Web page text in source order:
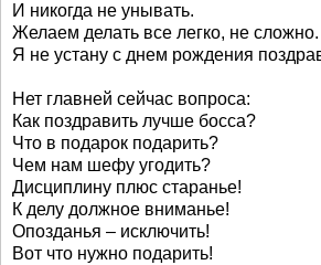
И никогда не унывать.
Желаем делать все легко, не сложно.
Я не устану с днем рождения
Нет главней сейчас вопроса:
Как поздравить лучше босса?
Что в подарок подарить?
Чем нам шефу угодить?
Дисциплину плюс старанье!
К делу должное вниманье!
Опозданья – исключить!
Вот что нужно подарить!